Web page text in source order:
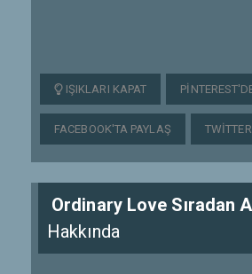
IŞIKLARI KAPAT
FACEBOOK'TA PAYLAŞ
Ordinary Love Sıradan
Hakkında